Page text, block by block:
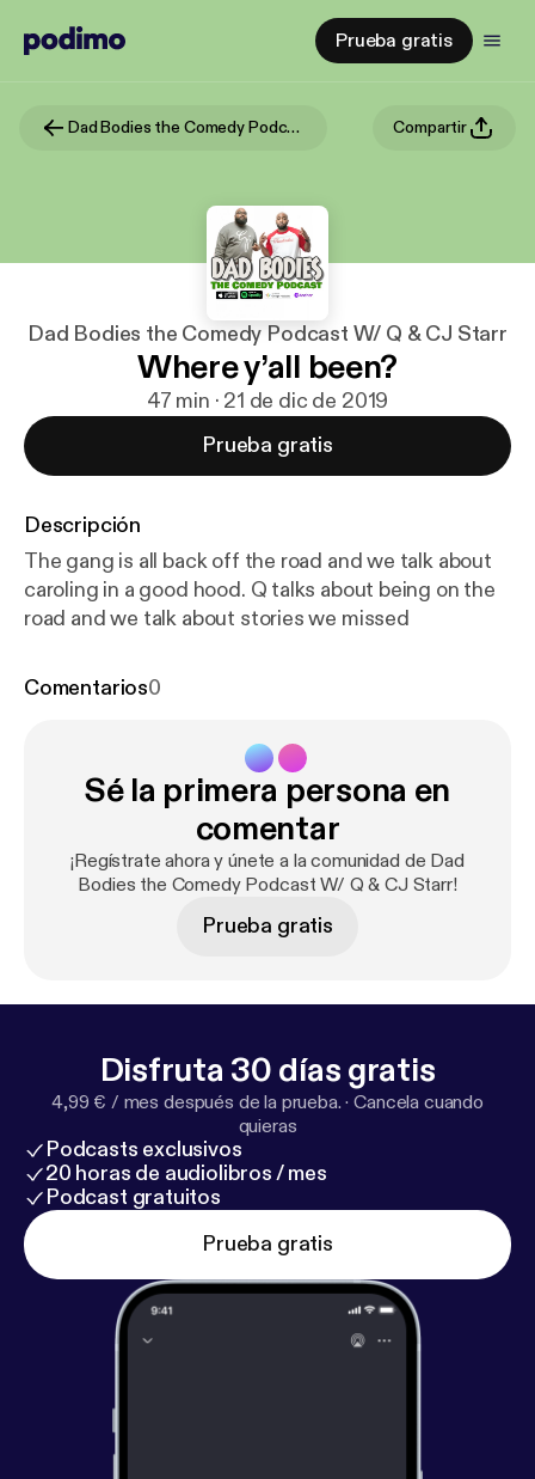
Prueba gratis
Dad Bodies the Comedy Podcast W/ Q & CJ Starr Compartir
Dad Bodies the Comedy Podcast W/ Q & CJ Starr
Where y’all been?
47 min · 21 de dic de 2019
Prueba gratis
Descripción
The gang is all back off the road and we talk about
caroling in a good hood. Q talks about being on the
road and we talk about stories we missed
Comentarios0
Sé la primera persona en
comentar
¡Regístrate ahora y únete a la comunidad de Dad
Bodies the Comedy Podcast W/ Q & CJ Starr!
Prueba gratis
Disfruta 30 días gratis
4,99 € / mes después de la prueba. ·Cancela cuando
quieras
Podcasts exclusivos
20 horas de audiolibros / mes
Podcast gratuitos
Prueba gratis